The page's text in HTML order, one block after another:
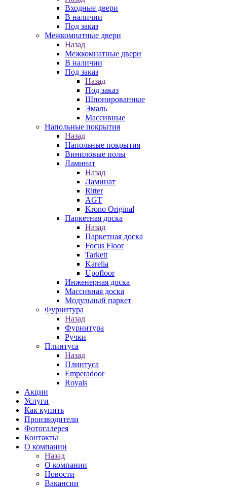
Входные двери
В наличии
Под заказ
Межкомнатные двери
Назад
Межкомнатные двери
В наличии
Под заказ
Назад
Под заказ
Шпонированные
Эмаль
Массивные
Напольные покрытия
Назад
Напольные покрытия
Виниловые полы
Ламинат
Назад
Ламинат
Ritter
AGT
Krono Original
Паркетная доска
Назад
Паркетная доска
Focus Floor
Tarkett
Karelia
Upofloor
Инженерная доска
Массивная доска
Модульный паркет
Фурнитура
Назад
Фурнитура
Ручки
Плинтуса
Назад
Плинтуса
Emperadoor
Royals
Акции
Услуги
Как купить
Производители
Фотогалерея
Контакты
О компании
Назад
О компании
Новости
Вакансии